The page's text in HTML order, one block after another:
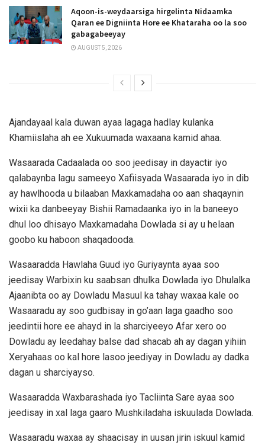
Aqoon-is-weydaarsiga hirgelinta Nidaamka
Qaran ee Digniinta Hore ee Khataraha oo la soo
gabagabeeyay
AUGUST 5, 2026
Ajandayaal kala duwan ayaa lagaga hadlay kulanka
Khamiislaha ah ee Xukuumada waxaana kamid ahaa.
Wasaarada Cadaalada oo soo jeedisay in dayactir iyo
qalabaynba lagu sameeyo Xafiisyada Wasaarada iyo in dib
ay hawlhooda u bilaaban Maxkamadaha oo aan shaqaynin
wixii ka danbeeyay Bishii Ramadaanka iyo in la baneeyo
dhul loo dhisayo Maxkamadaha Dowlada si ay u helaan
goobo ku haboon shaqadooda.
Wasaaradda Hawlaha Guud iyo Guriyaynta ayaa soo
jeedisay Warbixin ku saabsan dhulka Dowlada iyo Dhulalka
Ajaanibta oo ay Dowladu Masuul ka tahay waxaa kale oo
Wasaaradu ay soo gudbisay in go’aan laga gaadho soo
jeedintii hore ee ahayd in la sharciyeeyo Afar xero oo
Dowladu ay leedahay balse dad shacab ah ay dagan yihiin
Xeryahaas oo kal hore lasoo jeediyay in Dowladu ay dadka
dagan u sharciyayso.
Wasaaradda Waxbarashada iyo Tacliinta Sare ayaa soo
jeedisay in xal laga gaaro Mushkiladaha iskuulada Dowlada.
Wasaaradu waxaa ay shaacisay in uusan jirin iskuul kamid